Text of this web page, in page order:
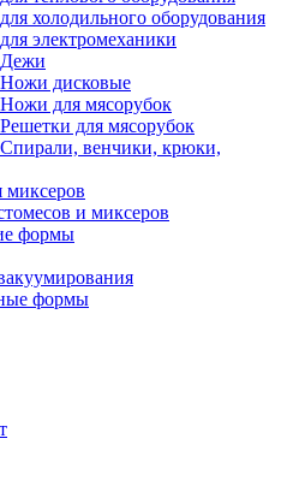
холодильного оборудования
электромеханики
дисковые
для мясорубок
для мясорубок
венчики, крюки,
миксеров
и миксеров
формы
формы